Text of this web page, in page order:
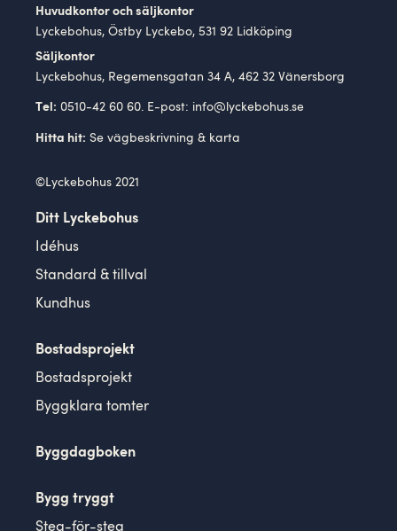
Huvudkontor och säljkontor
Lyckebohus, Östby Lyckebo, 531 92 Lidköping
Säljkontor
Lyckebohus, Regemensgatan 34 A, 462 32 Vänersborg
Tel: 0510-42 60 60. E-post: info@lyckebohus.se
Hitta hit: Se vägbeskrivning & karta
©Lyckebohus 2021
Ditt Lyckebohus
Idéhus
Standard & tillval
Kundhus
Bostadsprojekt
Bostadsprojekt
Byggklara tomter
Byggdagboken
Bygg tryggt
Steg-för-steg